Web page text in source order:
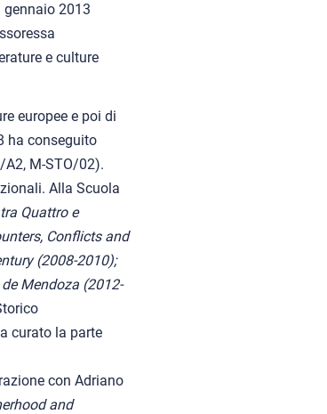
gennaio 2013
e culture
europee e poi di
ha conseguito
M-STO/02).
Alla Scuola
Quattro e
Conflicts and
(2008-2010);
Mendoza (2012-
curato la parte
con Adriano
and